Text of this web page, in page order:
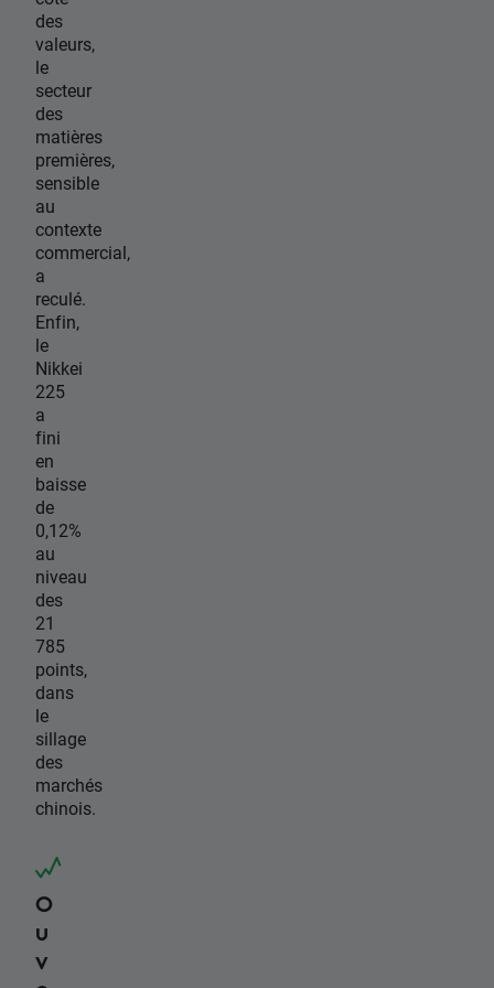
des
valeurs,
le
secteur
des
matières
premières,
sensible
au
contexte
commercial,
a
reculé.
Enfin,
le
Nikkei
225
a
fini
en
baisse
de
0,12%
au
niveau
des
21
785
points,
dans
le
sillage
des
marchés
chinois.
O
u
v